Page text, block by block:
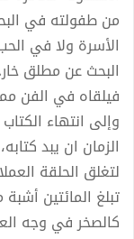
من طفولته في
الأسرة ولا في
البحث عن مطلق
فيلقاه في الفن
وإلى انتهاء
الزمان ان يبد
لتغلق الحلقة
تبلغ المائتين
كالصخر في وجه